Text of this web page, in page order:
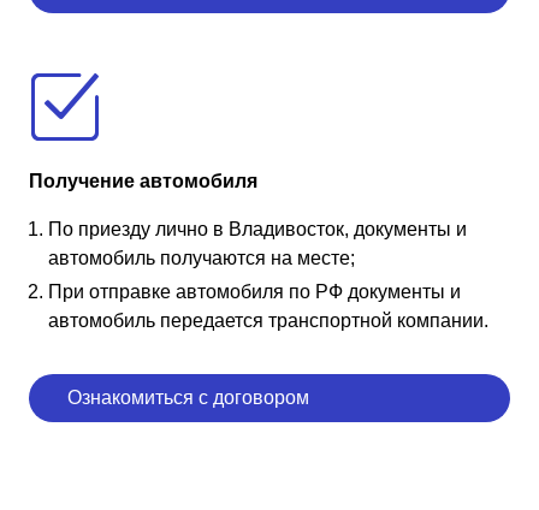
Получение автомобиля
По приезду лично в Владивосток, документы и
автомобиль получаются на месте;
При отправке автомобиля по РФ документы и
автомобиль передается транспортной компании.
Ознакомиться с договором